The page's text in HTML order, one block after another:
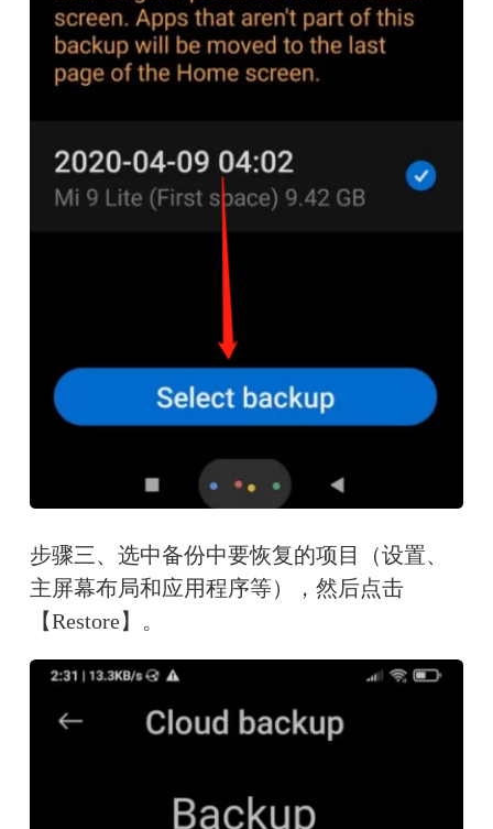
步骤三、选中备份中要恢复的项目（设置、
主屏幕布局和应用程序等），然后点击
【Restore】。